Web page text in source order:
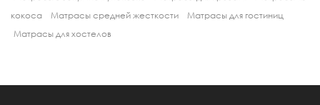
кокоса
Матрасы средней жесткости
Матрасы для гостиниц
Матрасы для хостелов